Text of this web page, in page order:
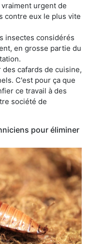
urgent de
contre eux le plus vite
insectes considérés
en grosse partie du
cafards de cuisine,
C'est pour ça que
ce travail à des
société de
pour éliminer